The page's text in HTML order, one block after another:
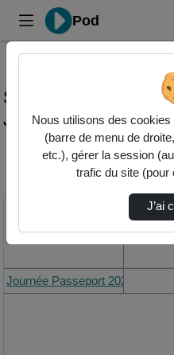
Pod
Statistiques de
Journée passeport
Modifier la période de
visualisation
Vue
Journée Passeport 2024
Nous utilisons des cookies
(barre de menu de
etc.), gérer la session
trafic du site (pour
J’ai